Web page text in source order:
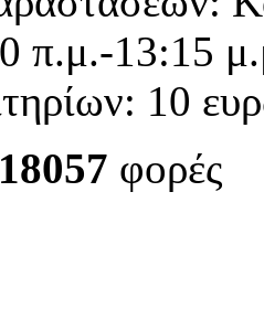
π.μ.-13:15
10
18057 φορές